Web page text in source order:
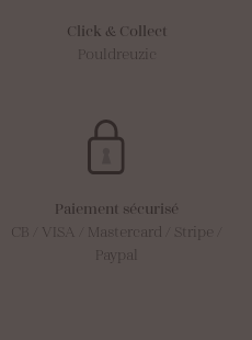
Click & Collect
Pouldreuzic
Paiement sécurisé
CB / VISA / Mastercard / Stripe /
Paypal